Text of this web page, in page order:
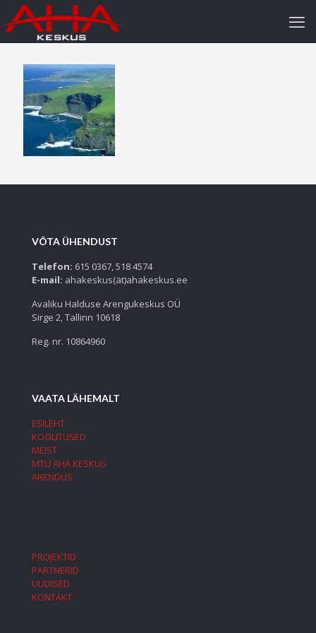
VÕTA ÜHENDUST
Telefon: 615 0367, 518 4574
E-mail: ahakeskus(ät)ahakeskus.ee
Avaliku Halduse Arengukeskus OÜ
Sirge 2, Tallinn 10618
Reg. nr. 10864960
VAATA LÄHEMALT
ESILEHT
KOOLITUSED
MEIST
MTÜ AHA KESKUS
ARENDUS
PROJEKTID
PARTNERID
UUDISED
KONTAKT